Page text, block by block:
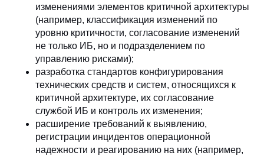
изменениями элементов критичной архитектуры
(например, классификация изменений по
уровню критичности, согласование изменений
не только ИБ, но и подразделением по
управлению рисками);
разработка стандартов конфигурирования
технических средств и систем, относящихся к
критичной архитектуре, их согласование
службой ИБ и контроль их изменения;
расширение требований к выявлению,
регистрации инцидентов операционной
надежности и реагированию на них (например,